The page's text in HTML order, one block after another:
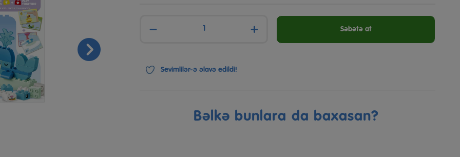
− + Səbətə at
Sevimlilər-ə əlavə edildi!
Bəlkə bunlara da baxasan?